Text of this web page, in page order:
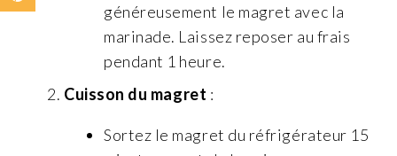
généreusement le magret avec la
marinade. Laissez reposer au frais
pendant 1 heure.
Cuisson du magret :
Sortez le magret du réfrigérateur 15